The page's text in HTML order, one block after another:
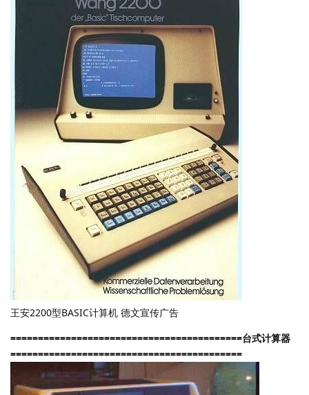
王安2200型BASIC计算机 德文宣传广告
==========================================台式计算器
==========================================